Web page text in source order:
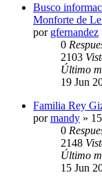
Busco
Monforte de
por gfernandez
0
2103
Último
19 Jun
Familia Rey
pormandy »
0
2148
Último
15 Jun